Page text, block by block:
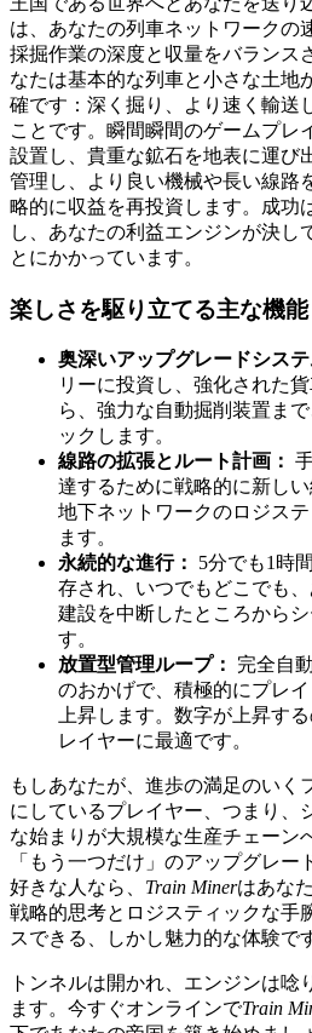
は、あなたの列車ネットワークの
採掘作業の深度と収量をバランス
なたは基本的な列車と小さな土地
確です：深く掘り、より速く輸送
ことです。瞬間瞬間のゲームプレ
設置し、貴重な鉱石を地表に運び
管理し、より良い機械や長い線路
略的に収益を再投資します。成功
し、あなたの利益エンジンが決し
とにかかっています。
楽しさを駆り立てる主な機能
奥深いアップグレードシステ
リーに投資し、強化された
ら、強力な自動掘削装置ま
ックします。
線路の拡張とルート計画：
達するために戦略的に新し
地下ネットワークのロジス
ます。
永続的な進行：
5分でも1時
存され、いつでもどこでも
建設を中断したところから
す。
放置型管理ループ：
完全自
のおかげで、積極的にプレ
上昇します。数字が上昇す
レイヤーに最適です。
もしあなたが、進歩の満足のいく
にしているプレイヤー、つまり、
な始まりが大規模な生産チェーン
「もう一つだけ」のアップグレ
好きな人なら、 Train Minerはあな
戦略的思考とロジスティックな手
スできる、しかし魅力的な体験で
トンネルは開かれ、エンジンは唸
ます。今すぐオンラインでTrain